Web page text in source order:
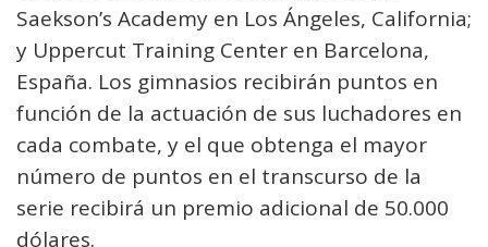
Saekson’s Academy en Los Ángeles, California;
y Uppercut Training Center en Barcelona,
España. Los gimnasios recibirán puntos en
función de la actuación de sus luchadores en
cada combate, y el que obtenga el mayor
número de puntos en el transcurso de la
serie recibirá un premio adicional de 50.000
dólares.